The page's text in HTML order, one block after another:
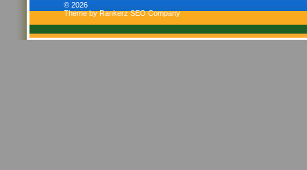
© 2026
Theme by Rankerz SEO Company